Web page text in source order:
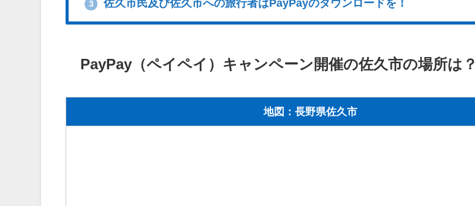
3 佐久市民及び佐久市への旅行者はPayPayのダウンロードを！
PayPay（ペイペイ）キャンペーン開催の佐久市の場所は？
地図：長野県佐久市